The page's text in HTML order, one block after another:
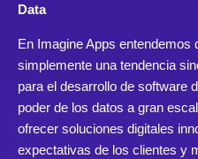
Data
En Imagine Apps entendemos
simplemente una tendencia
para el desarrollo de software
poder de los datos a gran
ofrecer soluciones digitales
expectativas de los clientes y